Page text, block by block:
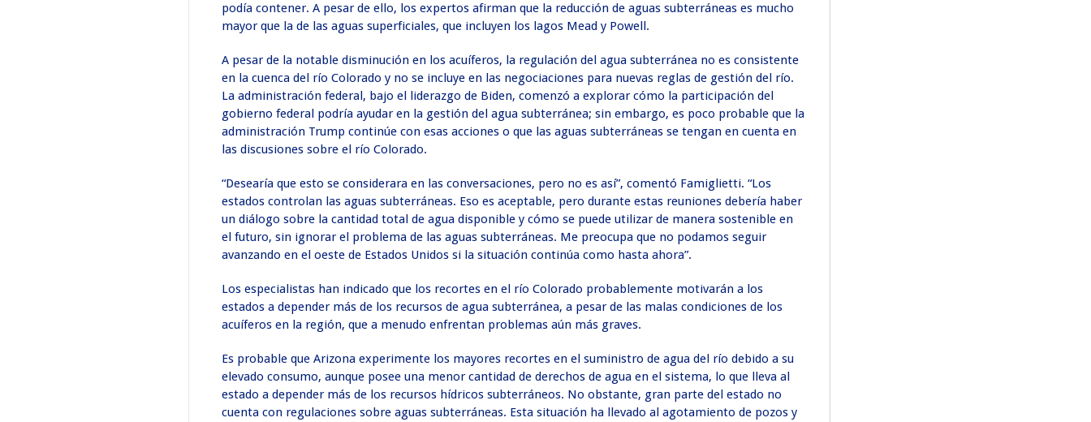
podía contener. A pesar de ello, los expertos afirman que la reducción de aguas subterráneas es mucho
mayor que la de las aguas superficiales, que incluyen los lagos Mead y Powell.
A pesar de la notable disminución en los acuíferos, la regulación del agua subterránea no es consistente
en la cuenca del río Colorado y no se incluye en las negociaciones para nuevas reglas de gestión del río.
La administración federal, bajo el liderazgo de Biden, comenzó a explorar cómo la participación del
gobierno federal podría ayudar en la gestión del agua subterránea; sin embargo, es poco probable que la
administración Trump continúe con esas acciones o que las aguas subterráneas se tengan en cuenta en
las discusiones sobre el río Colorado.
“Desearía que esto se considerara en las conversaciones, pero no es así”, comentó Famiglietti. “Los
estados controlan las aguas subterráneas. Eso es aceptable, pero durante estas reuniones debería haber
un diálogo sobre la cantidad total de agua disponible y cómo se puede utilizar de manera sostenible en
el futuro, sin ignorar el problema de las aguas subterráneas. Me preocupa que no podamos seguir
avanzando en el oeste de Estados Unidos si la situación continúa como hasta ahora”.
Los especialistas han indicado que los recortes en el río Colorado probablemente motivarán a los
estados a depender más de los recursos de agua subterránea, a pesar de las malas condiciones de los
acuíferos en la región, que a menudo enfrentan problemas aún más graves.
Es probable que Arizona experimente los mayores recortes en el suministro de agua del río debido a su
elevado consumo, aunque posee una menor cantidad de derechos de agua en el sistema, lo que lleva al
estado a depender más de los recursos hídricos subterráneos. No obstante, gran parte del estado no
cuenta con regulaciones sobre aguas subterráneas. Esta situación ha llevado al agotamiento de pozos y